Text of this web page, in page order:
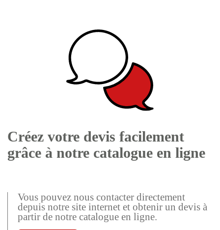
Créez votre devis facilement
grâce à notre catalogue en ligne
Vous pouvez nous contacter directement
depuis notre site internet et obtenir un devis à
partir de notre catalogue en ligne.